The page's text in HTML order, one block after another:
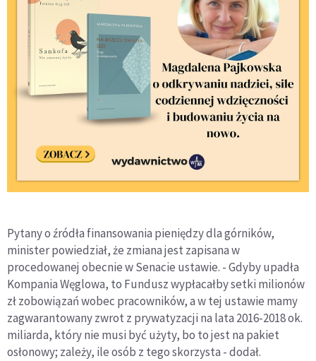
Pytany o źródła finansowania pieniędzy dla górników,
minister powiedział, że zmiana jest zapisana w
procedowanej obecnie w Senacie ustawie. - Gdyby upadła
Kompania Węglowa, to Fundusz wypłacałby setki milionów
zł zobowiązań wobec pracowników, a w tej ustawie mamy
zagwarantowany zwrot z prywatyzacji na lata 2016-2018 ok.
miliarda, który nie musi być użyty, bo to jest na pakiet
osłonowy; zależy, ile osób z tego skorzysta - dodał.